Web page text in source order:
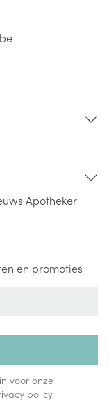
Apotheker
en promoties
voor onze
policy.